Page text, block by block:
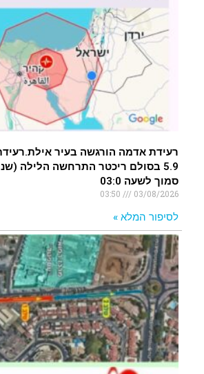
רעידת אדמה הורגשה בעיר
5.9 בסולם ריכטר התרחשה הלילה
סמוך לשעה 03:0
03/08/2026
לסיפור המלא »